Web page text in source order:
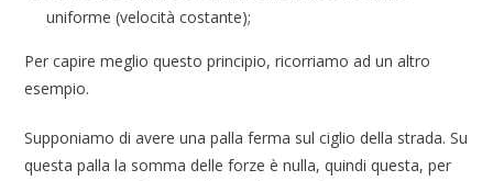
uniforme (velocità costante);
Per capire meglio questo principio, ricorriamo ad un altro
esempio.
Supponiamo di avere una palla ferma sul ciglio della strada. Su
questa palla la somma delle forze è nulla, quindi questa, per